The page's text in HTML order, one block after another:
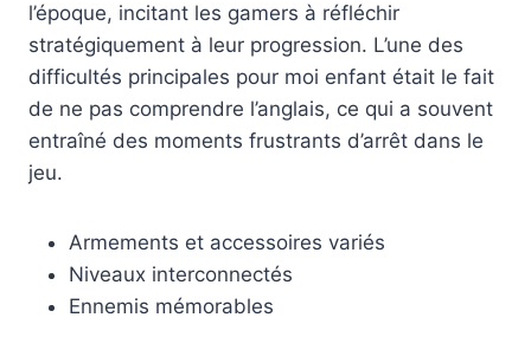
l’époque, incitant les gamers à réfléchir
stratégiquement à leur progression. L’une des
difficultés principales pour moi enfant était le fait
de ne pas comprendre l’anglais, ce qui a souvent
entraîné des moments frustrants d’arrêt dans le
jeu.
Armements et accessoires variés
Niveaux interconnectés
Ennemis mémorables